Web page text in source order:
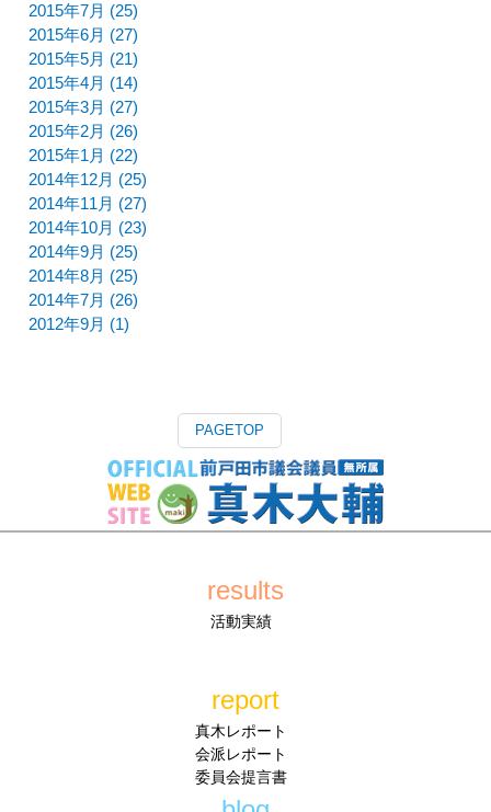
2015年7月 (25)
2015年6月 (27)
2015年5月 (21)
2015年4月 (14)
2015年3月 (27)
2015年2月 (26)
2015年1月 (22)
2014年12月 (25)
2014年11月 (27)
2014年10月 (23)
2014年9月 (25)
2014年8月 (25)
2014年7月 (26)
2012年9月 (1)
PAGETOP
results
活動実績
report
真木レポート
会派レポート
委員会提言書